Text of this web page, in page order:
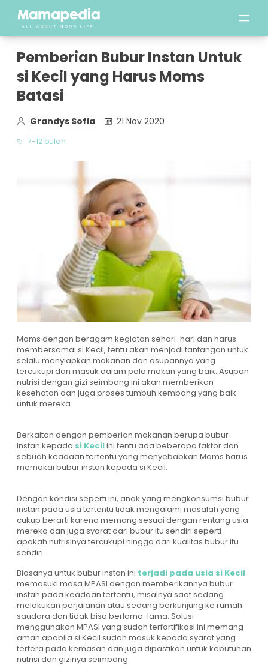
Pemberian Bubur Instan Untuk
si Kecil yang Harus Moms
Batasi
Grandys Sofia 21 Nov 2020
7-12 bulan
Moms dengan beragam kegiatan sehari-hari dan harus
membersamai si Kecil, tentu akan menjadi tantangan untuk
selalu menyiapkan makanan dan asupannya yang
tercukupi dan masuk dalam pola makan yang baik. Asupan
nutrisi dengan gizi seimbang ini akan memberikan
kesehatan dan juga proses tumbuh kembang yang baik
untuk mereka.
Berkaitan dengan pemberian makanan berupa bubur
instan kepada si Kecilini tentu ada beberapa faktor dan
sebuah keadaan tertentu yang menyebabkan Moms harus
memakai bubur instan kepada si Kecil.
Dengan kondisi seperti ini, anak yang mengkonsumsi bubur
instan pada usia tertentu tidak mengalami masalah yang
cukup berarti karena memang sesuai dengan rentang usia
mereka dan juga syarat dari bubur itu sendiri seperti
apakah nutrisinya tercukupi hingga dari kualitas bubur itu
sendiri.
Biasanya untuk bubur instan ini terjadi pada usia si Kecil
memasuki masa MPASI dengan memberikannya bubur
instan pada keadaan tertentu, misalnya saat sedang
melakukan perjalanan atau sedang berkunjung ke rumah
saudara dan tidak bisa berlama-lama. Solusi
menggunakan MPASI yang sudah terfortifikasi ini memang
aman apabila si Kecil sudah masuk kepada syarat yang
tertera pada kemasan dan juga dipastikan untuk kebutuhan
nutrisi dan gizinya seimbang.